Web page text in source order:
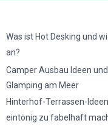
Was ist Hot Desking und
an?
Camper Ausbau Ideen
Glamping am Meer
Hinterhof-Terrassen-
eintönig zu fabelhaft